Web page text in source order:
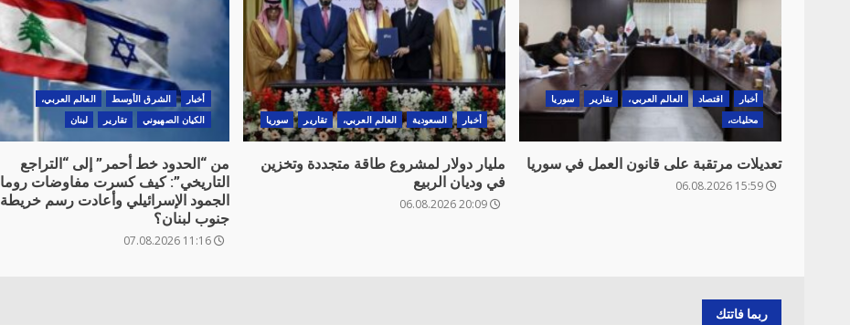
أخبار الشرق الأوسط
العالم العربي،
الكيان الصهيوني
تقارير لبنان
من “الحدود خط أحمر” إلى “التراجع
التاريخي”: كيف كسرت مفاوضات روما
الجمود الإسرائيلي وأعادت رسم خريطة
جنوب لبنان؟
11:16 07.08.2026
أخبار السعودية العالم العربي، تقارير سوريا
مليار دولار لمشروع طاقة متجددة وتخزين
في وديان الربيع
20:09 06.08.2026
أخبار اقتصاد العالم العربي، تقارير
سوريا
محليات،
تعديلات مرتقبة على قانون العمل في سوريا
ربما فاتتك